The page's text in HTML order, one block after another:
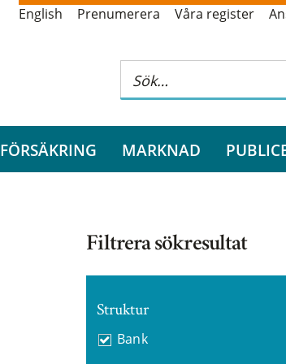
English Prenumerera Våra register
FÖRSÄKRING MARKNAD
Filtrera sökresultat
Struktur
Bank